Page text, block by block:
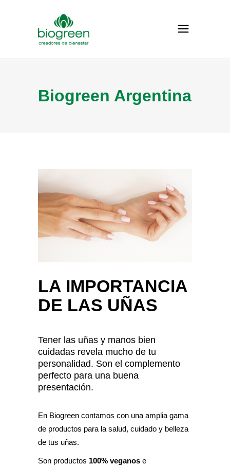
Biogreen Argentina
LA IMPORTANCIA
DE LAS UÑAS
Tener las uñas y manos bien
cuidadas revela mucho de tu
personalidad. Son el complemento
perfecto para una buena
presentación.
En Biogreen contamos con una amplia gama
de productos para la salud, cuidado y belleza
de tus uñas.
Son productos 100% veganos e